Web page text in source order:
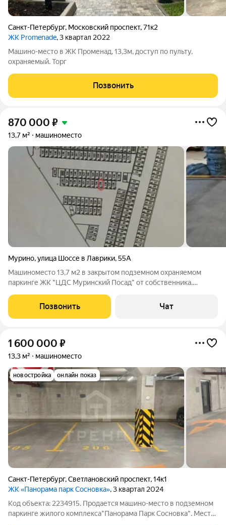
Санкт-Петербург, Московский проспект,71к2
ЖК Promenade, 3 квартал 2022
Машино-место в ЖК Променад, 13,3м, доступ по пульту,
охраняемый. Торг
Позвонить
870 000 ₽
13,7 м² машиноместо
Мурино,улица Шоссе в Лаврики,55А
Машиноместо 13,7 м2 в закрытом подземном охраняемом
паркинге ЖК "ЦДС Муpинcкий Пocaд" от собственника.
паркинг. Крайнее парковочное место у столба - минимум
случайных повреждений. Рядом место для
Позвонить Чат
1 600 000 ₽
13,3 м² машиноместо
новостройка онлайн показ
Санкт-Петербург,Светлановский проспект,14к1
ЖК «Панорама парк Сосновка», 3 квартал 2024
Код объекта: 2234915. Продается машино-место в подземном
паркинге жилого комплекса"Панорама Парк Сосновка". Место